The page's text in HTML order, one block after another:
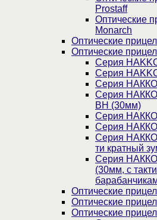
Prostaff
Оптические
Monarch
Оптические
Оптические
Cерия
Серия
Серия
Серия НАККО
BH (30мм)
Серия
Серия НАККО
Серия НАККО
ти кратный
Серия НАККО
(30мм, c
Оптические
Оптические
Оптические